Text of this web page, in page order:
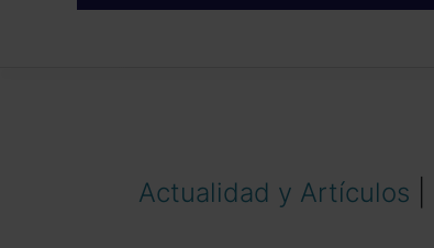
Actualidad y Artículos